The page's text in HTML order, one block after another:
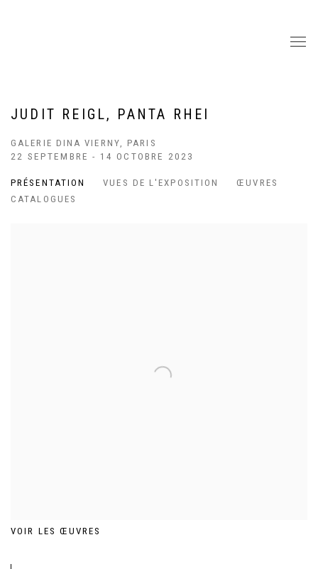
JUDIT REIGL, PANTA RHEI
GALERIE DINA VIERNY, PARIS
22 SEPTEMBRE - 14 OCTOBRE 2023
PRÉSENTATION VUES DE L'EXPOSITION
ŒUVRES
CATALOGUES
VOIR LES ŒUVRES